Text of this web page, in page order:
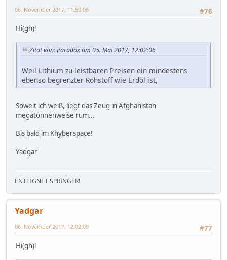
#76
06. November 2017, 11:59:06
Hi(gh)!
Zitat von: Paradox am 05. Mai 2017, 12:02:06
Weil Lithium zu leistbaren Preisen ein mindestens
ebenso begrenzter Rohstoff wie Erdöl ist,
Soweit ich weiß, liegt das Zeug in Afghanistan
megatonnenweise rum...
Bis bald im Khyberspace!
Yadgar
ENTEIGNET SPRINGER!
Yadgar
#77
06. November 2017, 12:02:09
Hi(gh)!